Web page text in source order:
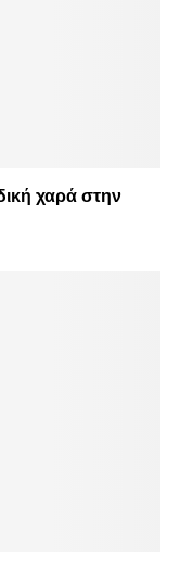
χαρά στην